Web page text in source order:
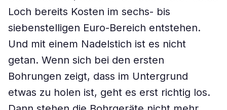
Loch bereits Kosten im sechs- bis
siebenstelligen Euro-Bereich entstehen.
Und mit einem Nadelstich ist es nicht
getan. Wenn sich bei den ersten
Bohrungen zeigt, dass im Untergrund
etwas zu holen ist, geht es erst richtig los.